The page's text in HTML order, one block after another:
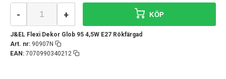
J&EL Flexi Dekor Glob 95 4,5W E27 Rökfärgad
Art. nr: 90907N
EAN: 7070990340212
- + KÖP